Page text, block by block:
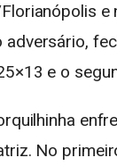
e
adversário,
e o
No